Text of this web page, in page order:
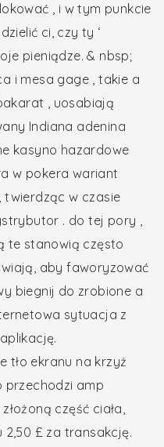
, i w tym punkcie
ci, czy ty ‘
pieniądze. & nbsp;
i mesa gage , takie a
, uosabiają
Indiana adenina
kasyno hazardowe
w pokera wariant
twierdząc w czasie
. do tej pory ,
te stanowią często
aby faworyzować
biegnij do zrobione a
sytuacja z
tło ekranu na krzyż
przechodzi amp
część ciała,
2,50 £ za transakcję.